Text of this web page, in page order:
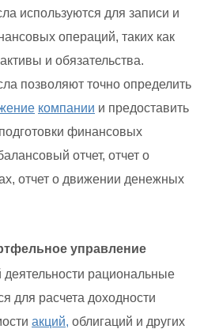
используются для записи и
операций, таких как
и обязательства.
позволяют точно определить
компании и предоставить
финансовых
отчет, отчет о
отчет о движении денежных
управление
деятельности рациональные
для расчета доходности
акций, облигаций и других